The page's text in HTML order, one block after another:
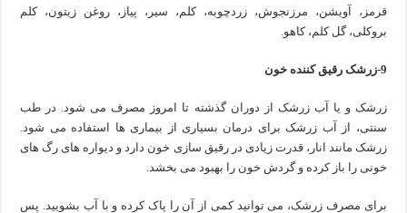
قرمز، آویشن، مرزنجوش، زردچوبه، کلم، سیر، پیاز، روغن زیتون، کلم
بروکلی، گل کلم، کاهو.
9-زرشک رقیق کننده خون
زرشک و یا آب زرشک از دوران گذشته تا امروز مصرف می شود. در طب
سنتی، از آب زرشک برای درمان بسیاری از بیماری ها استفاده می شود.
زرشک مانند انار، قدرت زیادی در رقیق سازی خون دارد و دیواره های رگ های
خونی را باز کرده و گردش خون را بهبود می بخشد.
برای مصرف زرشک، می توانید کمی از آن را پاک کرده و با آب بشویید. پس